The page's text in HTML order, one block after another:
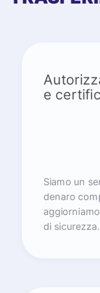
e
Siamo un
denaro
di sicurezza.